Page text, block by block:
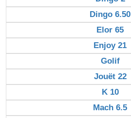
Dingo 6.50
Elor 65
Enjoy 21
Golif
Jouët 22
K 10
Mach 6.5